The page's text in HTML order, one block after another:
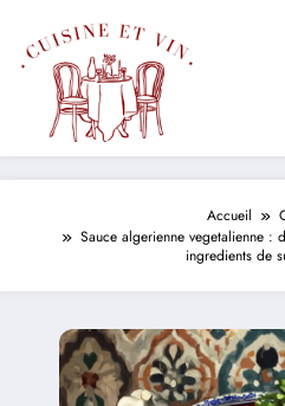
contenu
Accueil
Sauce algerienne vegetalienne :
ingredients de